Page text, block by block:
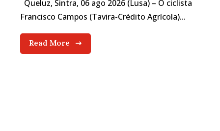
Queluz, Sintra, 06 ago 2026 (Lusa) – O ciclista
Francisco Campos (Tavira-Crédito Agrícola)...
Read More